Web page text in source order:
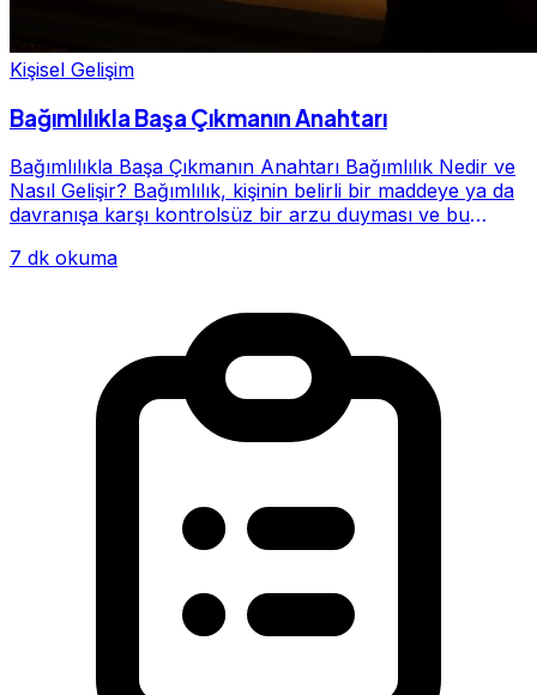
Kişisel Gelişim
Bağımlılıkla Başa Çıkmanın Anahtarı
Bağımlılıkla Başa Çıkmanın Anahtarı Bağımlılık Nedir ve
Nasıl Gelişir? Bağımlılık, kişinin belirli bir maddeye ya da
davranışa karşı kontrolsüz bir arzu duyması ve bu
7 dk okuma